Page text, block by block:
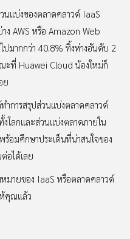
นแบ่งของตลาดคลาวด์ IaaS
ง AWS หรือ Amazon Web
มากกว่า 40.8% ทิ้งห่างอันดับ 2
ะที่ Huawei Cloud น้องใหม่ก็
ย
การสรุปส่วนแบ่งตลาดคลาวด์
โลกและส่วนแบ่งตลาดภายใน
อมศึกษาประเด็นที่น่าสนใจของ
อได้เลย
มายของ IaaS หรือตลาดคลาวด์
ห้คุณแล้ว